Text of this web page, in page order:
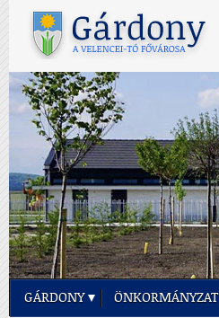
GÁRDONY ÖNKORMÁNYZAT